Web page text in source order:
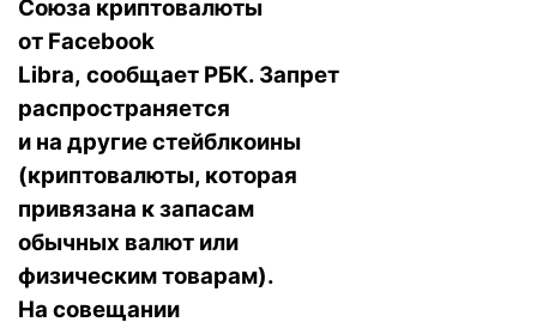
Союза криптовалюты
от Facebook
Libra, сообщает РБК. Запрет
распространяется
и на другие стейблкоины
(криптовалюты, которая
привязана к запасам
обычных валют или
физическим товарам).
На совещании